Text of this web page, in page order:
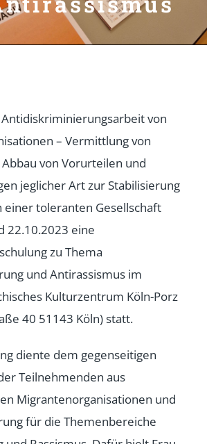
von
– Vermittlung von
von Vorurteilen und
jeglicher Art zur Stabilisierung
einer toleranten Gesellschaft
22.10.2023 eine
zu Thema
und Antirassismus im
Kulturzentrum Köln-Porz
40 51143 Köln) statt.
diente dem gegenseitigen
Teilnehmenden aus
Migrantenorganisationen und
für die Themenbereiche